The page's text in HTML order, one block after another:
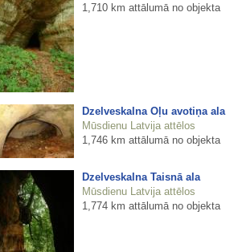
1,710 km attālumā no objekta
Dzelveskalna Oļu avotiņa ala
Mūsdienu Latvija attēlos
1,746 km attālumā no objekta
Dzelveskalna Taisnā ala
Mūsdienu Latvija attēlos
1,774 km attālumā no objekta